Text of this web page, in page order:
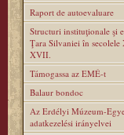
Raport de autoevaluare
Structuri instituţionale şi
Ţara Silvaniei în
XVII.
Támogassa az EMÉ-t
Balaur bondoc
Az Erdélyi Múzeum-
adatkezelési irányelvei